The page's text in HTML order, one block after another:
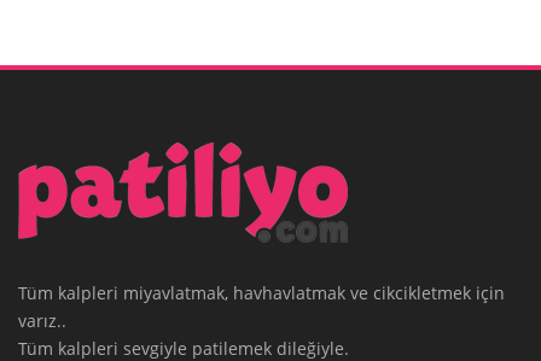
Tüm kalpleri miyavlatmak, havhavlatmak ve cikcikletmek için
varız..
Tüm kalpleri sevgiyle patilemek dileğiyle.